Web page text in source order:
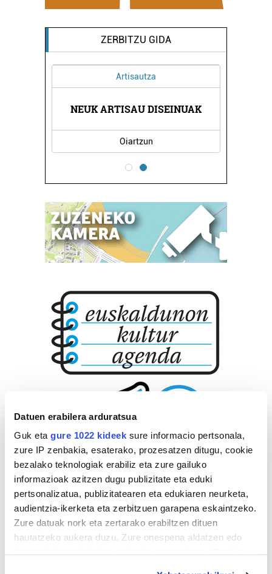
Datuen erabilera arduratsua
Guk eta gure 1022 kideek sure informacio pertsonala,
zure IP zenbakia, esaterako, prozesatzen ditugu, cookie
bezalako teknologiak erabiliz eta zure gailuko
informazioak azitzen dugu publizitate eta eduki
pertsonalizatua, publizitatearen eta edukiaren neurketa,
audientzia-ikerketa eta zerbitzuen garapena eskaintzeko.
Zure datuak nork eta zertarako erabiltzen dituen
hautatzeko aukera duzu. Zure onespena aldatzen edo
ZERBITZU GIDA
Artisautza
NEUK ARTISAU DISEINUAK
Oiartzun